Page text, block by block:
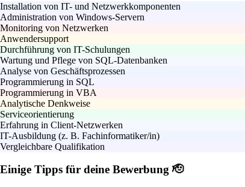
Installation von IT- und Netzwerkkomponenten
Administration von Windows-Servern
Monitoring von Netzwerken
Anwendersupport
Durchführung von IT-Schulungen
Wartung und Pflege von SQL-Datenbanken
Analyse von Geschäftsprozessen
Programmierung in SQL
Programmierung in VBA
Analytische Denkweise
Serviceorientierung
Erfahrung in Client-Netzwerken
IT-Ausbildung (z. B. Fachinformatiker/in)
Vergleichbare Qualifikation
Einige Tipps für deine Bewerbung 🫡